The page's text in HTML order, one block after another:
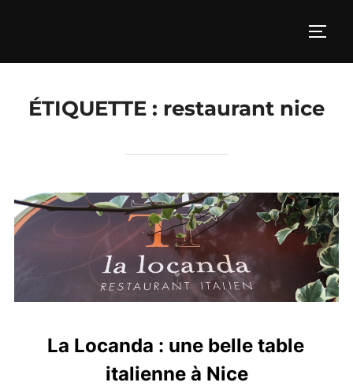
ÉTIQUETTE : restaurant nice
La Locanda : une belle table
italienne à Nice